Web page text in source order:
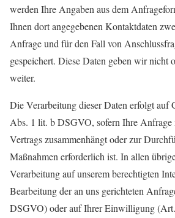
werden Ihre Angaben aus dem
Ihnen dort angegebenen Kontaktdaten
Anfrage und für den Fall von
gespeichert. Diese Daten geben wir
weiter.
Die Verarbeitung dieser Daten erfolgt auf
Abs. 1 lit. b DSGVO, sofern Ihre
Vertrags zusammenhängt oder zur
Maßnahmen erforderlich ist. In allen
Verarbeitung auf unserem berechtigten
Bearbeitung der an uns gerichteten
DSGVO) oder auf Ihrer Einwilligung